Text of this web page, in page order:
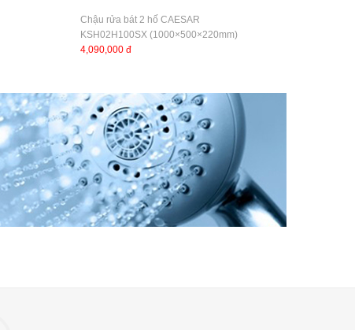
Chậu rửa bát 2 hố CAESAR
KSH02H100SX (1000×500×220mm)
4,090,000 đ